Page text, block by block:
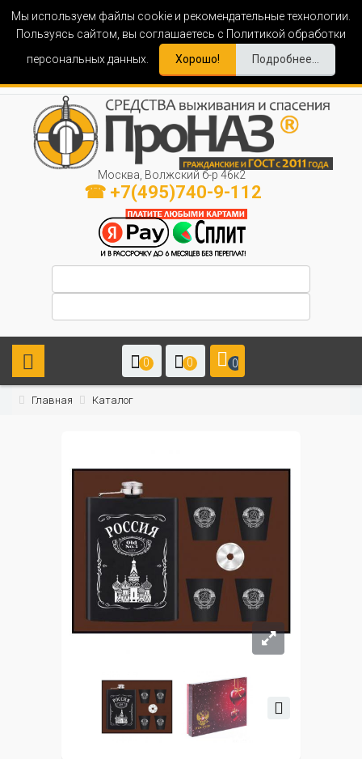
Мы используем файлы cookie и рекомендательные технологии.
Пользуясь сайтом, вы соглашаетесь с Политикой обработки
персональных данных.
Хорошо! Подробнее...
Москва, Волжский б-р 46к2
☎ +7(495)740-9-112
0 0 0
Главная Каталог